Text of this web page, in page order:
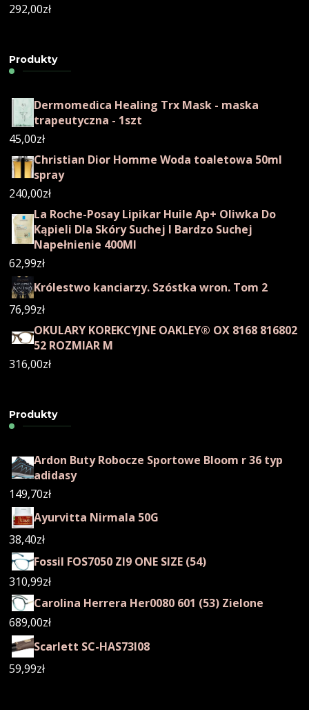
292,00zł
Produkty
Dermomedica Healing Trx Mask - maska
trapeutyczna - 1szt
45,00zł
Christian Dior Homme Woda toaletowa 50ml
spray
240,00zł
La Roche-Posay Lipikar Huile Ap+ Oliwka Do
Kąpieli Dla Skóry Suchej I Bardzo Suchej
Napełnienie 400Ml
62,99zł
Królestwo kanciarzy. Szóstka wron. Tom 2
76,99zł
OKULARY KOREKCYJNE OAKLEY® OX 8168 816802
52 ROZMIAR M
316,00zł
Produkty
Ardon Buty Robocze Sportowe Bloom r 36 typ
adidasy
149,70zł
Ayurvitta Nirmala 50G
38,40zł
Fossil FOS7050 ZI9 ONE SIZE (54)
310,99zł
Carolina Herrera Her0080 601 (53) Zielone
689,00zł
Scarlett SC-HAS73I08
59,99zł